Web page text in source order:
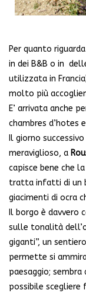
Per quanto
in dei B&B o in
utilizzata in
molto più
E’ arrivata anche
chambres d’hotes
Il giorno
meraviglioso, a
capisce bene che
tratta infatti di un
giacimenti di ocra
Il borgo è
sulle tonalità
giganti”, un
permette si
paesaggio; sembra
possibile scegliere